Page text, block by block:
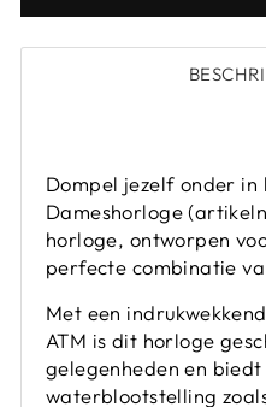
Capelle aan den
Dompel jezelf onder in
Dameshorloge
horloge, ontworpen
perfecte combinatie
Met een
ATM is dit horloge
gelegenheden en
waterblootstelling